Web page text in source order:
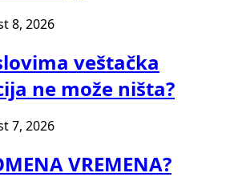
8, 2026
veštačka
ne može ništa?
7, 2026
VREMENA?